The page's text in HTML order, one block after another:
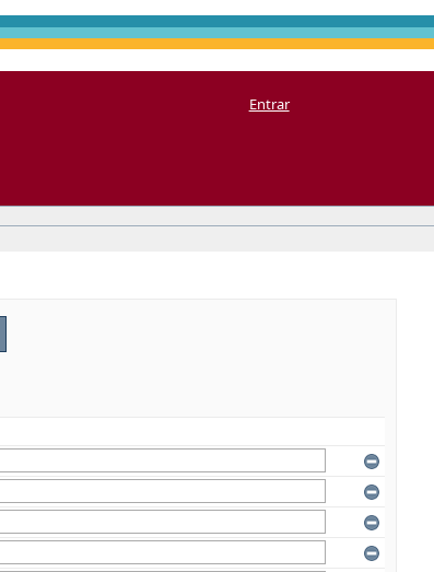
Entrar